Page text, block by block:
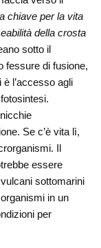
chiave per la vita
della crosta
sotto il
fessure di fusione,
l’accesso agli
Se c’è vita lì,
Il
essere
sottomarini
in un
per